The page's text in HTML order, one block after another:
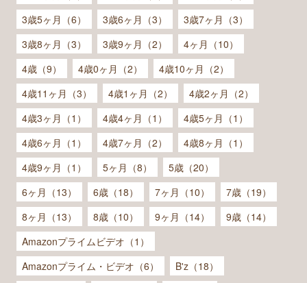
3歳5ヶ月（6）
3歳6ヶ月（3）
3歳7ヶ月（3）
3歳8ヶ月（3）
3歳9ヶ月（2）
4ヶ月（10）
4歳（9）
4歳0ヶ月（2）
4歳10ヶ月（2）
4歳11ヶ月（3）
4歳1ヶ月（2）
4歳2ヶ月（2）
4歳3ヶ月（1）
4歳4ヶ月（1）
4歳5ヶ月（1）
4歳6ヶ月（1）
4歳7ヶ月（2）
4歳8ヶ月（1）
4歳9ヶ月（1）
5ヶ月（8）
5歳（20）
6ヶ月（13）
6歳（18） 7ヶ月（10）
7歳（19）
8ヶ月（13）
8歳（10） 9ヶ月（14）
9歳（14）
Amazonプライムビデオ（1）
Amazonプライム・ビデオ（6）
B'z（18）